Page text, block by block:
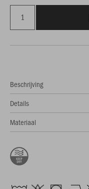
Beschrijving
Details
Materiaal